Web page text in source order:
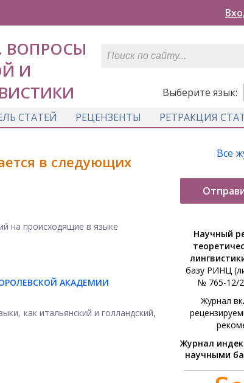
ВОПРОСЫ
И
Выберите язык:
СТАТЕЙ РЕЦЕНЗЕНТЫ РЕТРАКЦИЯ
в следующих
на происходящие в языке
АКАДЕМИИ
как итальянский и голландский,
Все
Научный
базу РИНЦ
№ 765-12/
Журнал
Журнал
научными